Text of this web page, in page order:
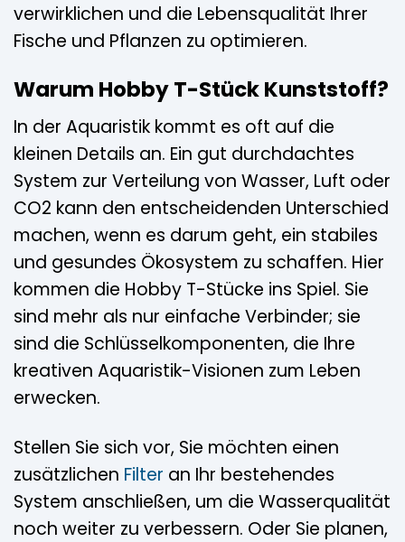
verwirklichen und die Lebensqualität Ihrer
Fische und Pflanzen zu optimieren.
Warum Hobby T-Stück Kunststoff?
In der Aquaristik kommt es oft auf die
kleinen Details an. Ein gut durchdachtes
System zur Verteilung von Wasser, Luft oder
CO2 kann den entscheidenden Unterschied
machen, wenn es darum geht, ein stabiles
und gesundes Ökosystem zu schaffen. Hier
kommen die Hobby T-Stücke ins Spiel. Sie
sind mehr als nur einfache Verbinder; sie
sind die Schlüsselkomponenten, die Ihre
kreativen Aquaristik-Visionen zum Leben
erwecken.
Stellen Sie sich vor, Sie möchten einen
zusätzlichen Filter an Ihr bestehendes
System anschließen, um die Wasserqualität
noch weiter zu verbessern. Oder Sie planen,